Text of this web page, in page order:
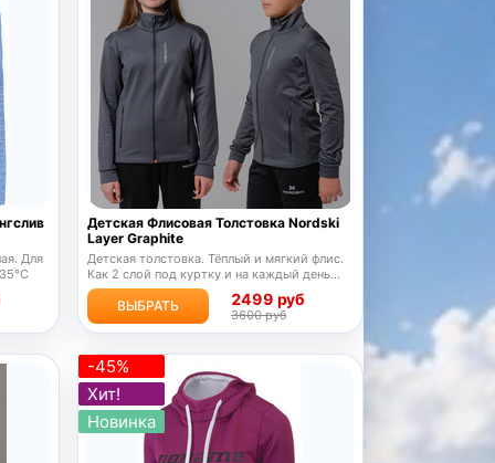
Для
Детская Флисовая Толстовка Nordski
Layer Graphite
Детская толстовка. Тёплый и мягкий флис.
Как 2 слой под куртку и на каждый день
-15°..+15°C
ВЫБРАТЬ 2499 руб
3600 руб
-45%
Хит!
Новинка